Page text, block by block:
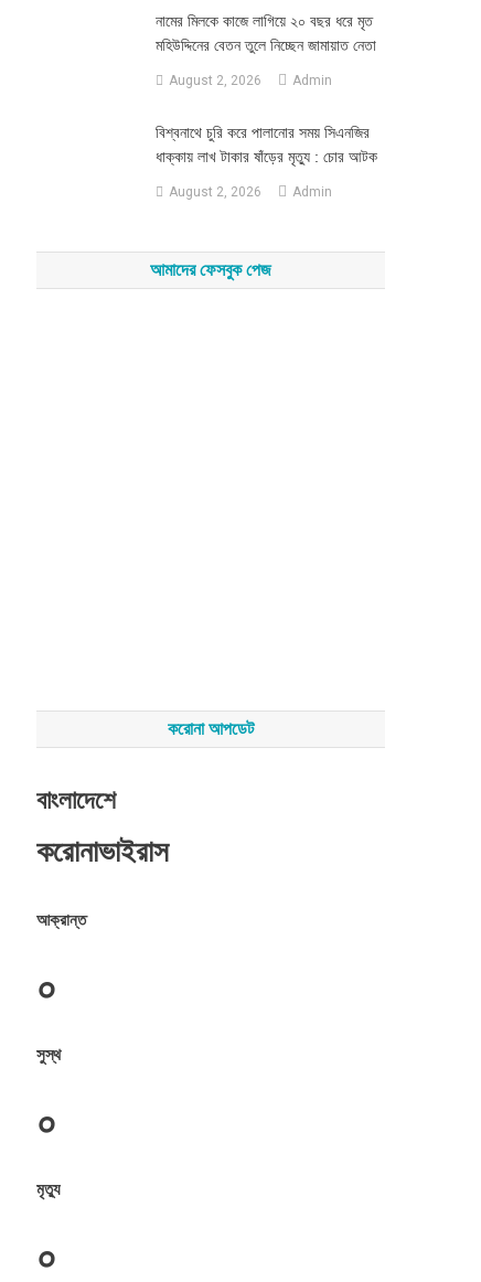
নামের মিলকে কাজে লাগিয়ে ২০ বছর ধরে মৃত
মহিউদ্দিনের বেতন তুলে নিচ্ছেন জামায়াত নেতা
August 2, 2026 Admin
‎বিশ্বনাথে চুরি করে পালানোর সময় সিএনজির
ধাক্কায় লাখ টাকার ষাঁড়ের মৃত্যু : চোর আটক
August 2, 2026 Admin
আমাদের ফেসবুক পেজ
করোনা আপডেট
বাংলাদেশে
করোনাভাইরাস
আক্রান্ত
০
সুস্থ
০
মৃত্যু
০